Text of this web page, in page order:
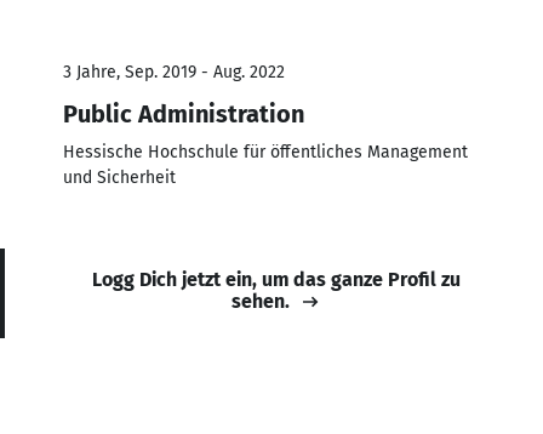
3 Jahre, Sep. 2019 - Aug. 2022
Public Administration
Hessische Hochschule für öffentliches Management
und Sicherheit
Logg Dich jetzt ein, um das ganze Profil zu
sehen.